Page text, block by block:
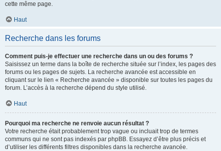
cette même page.
Haut
Recherche dans les forums
Comment puis-je effectuer une recherche dans un ou des forums ?
Saisissez un terme dans la boîte de recherche située sur l’index, les pages des
forums ou les pages de sujets. La recherche avancée est accessible en
cliquant sur le lien « Recherche avancée » disponible sur toutes les pages du
forum. L’accès à la recherche dépend du style utilisé.
Haut
Pourquoi ma recherche ne renvoie aucun résultat ?
Votre recherche était probablement trop vague ou incluait trop de termes
communs qui ne sont pas indexés par phpBB. Essayez d’être plus précis et
d’utiliser les différents filtres disponibles dans la recherche avancée.